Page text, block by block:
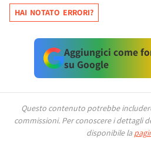
HAI NOTATO ERRORI?
Aggiungici come
su Google
Questo contenuto potrebbe
commissioni. Per conoscere i dettagli
disponibile la